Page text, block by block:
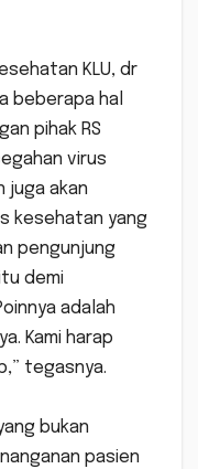
KLU, dr
beberapa hal
pihak RS
virus
juga akan
kesehatan yang
pengunjung
demi
adalah
Kami harap
tegasnya.
bukan
pasien